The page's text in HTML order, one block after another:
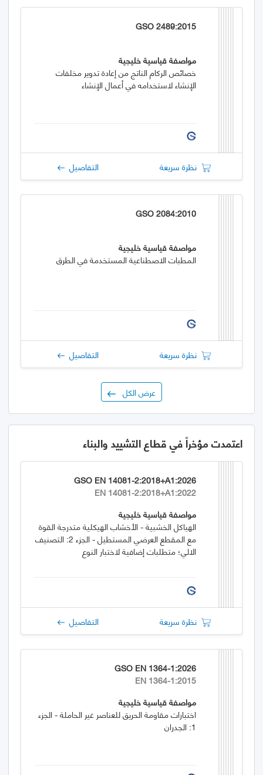
GSO 2489:2015
مواصفة قياسية خليجية
خصائص الركام الناتج من إعادة تدوير مخلفات
الإنشاء لاستخدامه في أعمال الإنشاء
نظرة سريعة التفاصيل
GSO 2084:2010
مواصفة قياسية خليجية
المطبات الاصطناعية المستخدمة في الطرق
نظرة سريعة التفاصيل
عرض الكل
اعتمدت مؤخراً في قطاع التشييد والبناء
GSO EN 14081-2:2018+A1:2026
EN 14081-2:2018+A1:2022
مواصفة قياسية خليجية
الهياكل الخشبية - الأخشاب الهيكلية متدرجة القوة
مع المقطع العرضي المستطيل - الجزء 2: التصنيف
الالي؛ متطلبات إضافية لاختبار النوع
نظرة سريعة التفاصيل
GSO EN 1364-1:2026
EN 1364-1:2015
مواصفة قياسية خليجية
اختبارات مقاومة الحريق للعناصر غير الحاملة - الجزء
1: الجدران